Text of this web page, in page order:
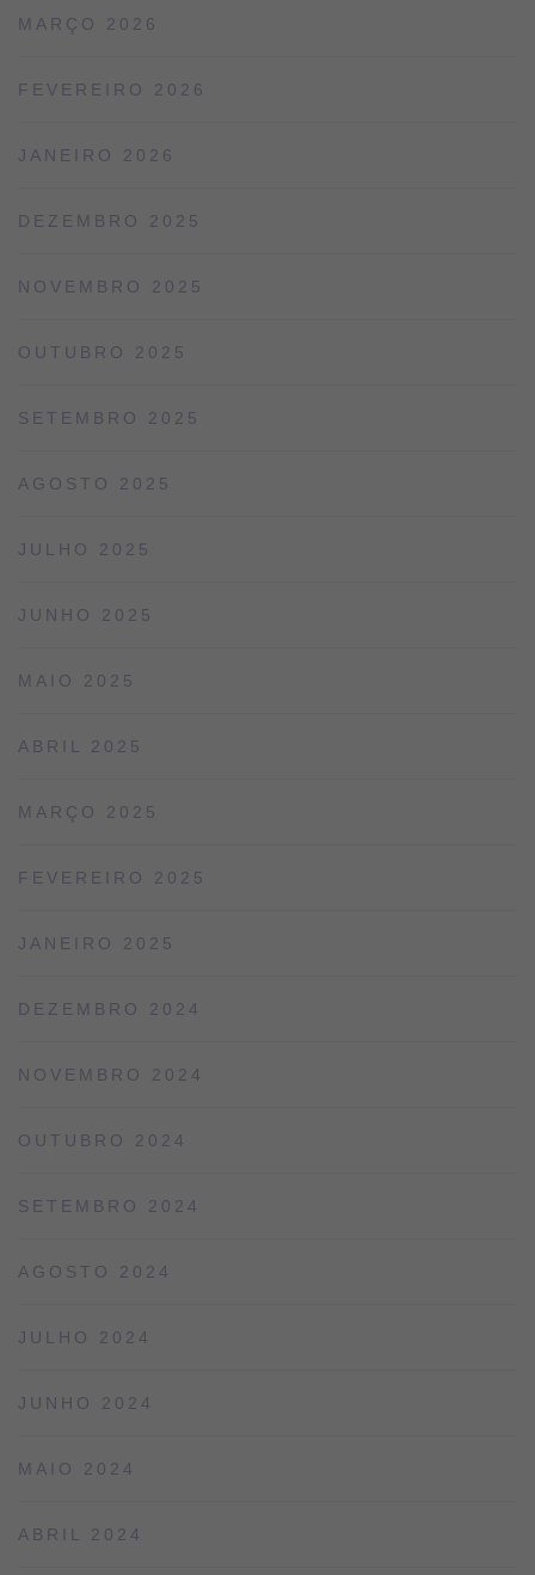
MARÇO 2026
FEVEREIRO 2026
JANEIRO 2026
DEZEMBRO 2025
NOVEMBRO 2025
OUTUBRO 2025
SETEMBRO 2025
AGOSTO 2025
JULHO 2025
JUNHO 2025
MAIO 2025
ABRIL 2025
MARÇO 2025
FEVEREIRO 2025
JANEIRO 2025
DEZEMBRO 2024
NOVEMBRO 2024
OUTUBRO 2024
SETEMBRO 2024
AGOSTO 2024
JULHO 2024
JUNHO 2024
MAIO 2024
ABRIL 2024